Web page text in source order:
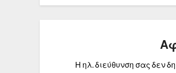
Η ηλ. διεύθυνση σας δεν